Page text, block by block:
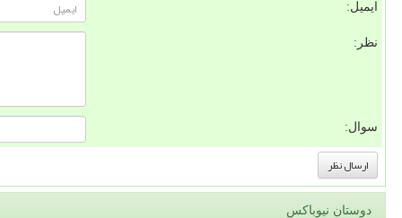
ایمیل:
نظر:
سوال:
دوستان نیوباکس